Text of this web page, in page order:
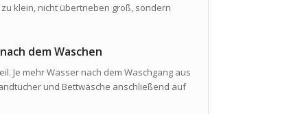
klein, nicht übertrieben groß, sondern
dem Waschen
Je mehr Wasser nach dem Waschgang aus
und Bettwäsche anschließend auf